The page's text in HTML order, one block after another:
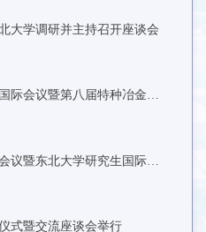
大学调研并主持召开座谈会
第三届高品质特殊钢冶金国际会议暨第八届特种冶金技术学术会议在东北大学召开
2026年智慧土木国际学术会议暨东北大学研究生国际暑期学校第九期在东北大学召开
式暨交流座谈会举行